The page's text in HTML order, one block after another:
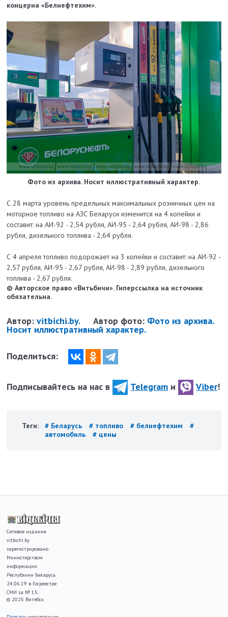
концерна «Белнефтехим».
Фото из архива. Носит иллюстративный характер.
С 28 марта уровень предельных максимальных розничных цен на
моторное топливо на АЗС Беларуси изменится на 4 копейки и
составит: на АИ-92 - 2,54 рубля, АИ-95 - 2,64 рубля, АИ-98 - 2,86
рубля, дизельного топлива - 2,64 рубля.
С 4 апреля топливо подорожает на 3 копейки и составит: на АИ-92 -
2,57 рубля, АИ-95 - 2,67 рубля, АИ-98 - 2,89 рубля, дизельного
топлива - 2,67 рубля.
© Авторское право «Витьбичи». Гиперссылка на источник
обязательна.
Автор:vitbichi.by. Автор фото: Фото из архива.
Носит иллюстративный характер.
Поделиться:
Подписывайтесь на нас в Telegram и Viber!
Теги: # Беларусь # топливо # белнефтехим
#
автомобиль
# цены
Сетевое издание
vitbichi.by
зарегистрировано
Министерством
информации
Республики Беларусь
24.06.19 в Госреестре
СМИ за № 15.
© 2025 Витебск